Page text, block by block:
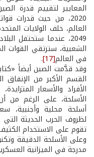
المعايير لتقييم قدرة
2020، من حيث قدرات
العالم، خلف الولايات
2049، عندما ستحتفل
الشعبية، سترتقي القوات
في العالم[17]
.
وقد قدَّمت الصين أيضاً
القسم الأكبر من
الأفراد والأسعار
الأسلحة، على الرغم من
أسلحة محلية وأجنبية،
لظروف الحرب الحديثة
تقوم على الاستخدام
وعلى الأسلحة الدقيقة
مدرجة في الميزانية